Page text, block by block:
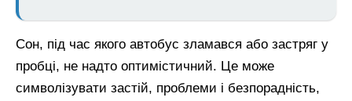
Сон, під час якого автобус зламався або застряг у
пробці, не надто оптимістичний. Це може
символізувати застій, проблеми і безпорадність,